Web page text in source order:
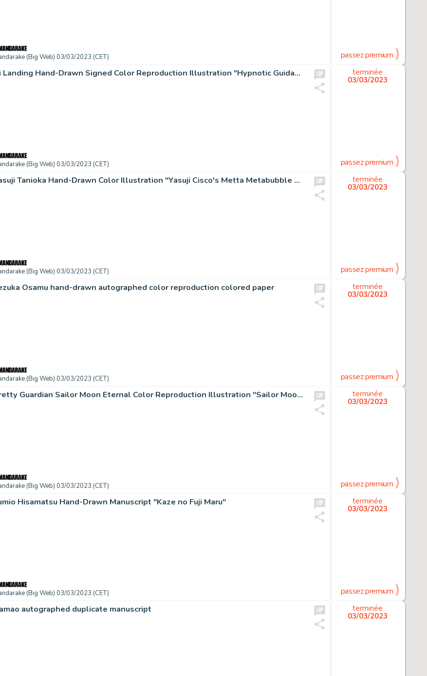
(Big Web) 03/03/2023 (CET) passez premium
Ai Landing Hand-Drawn Signed Color Reproduction Illustration "Hypnotic Guidance"
(Big Web) 03/03/2023 (CET)
terminée
03/03/2023
passez premium
Yasuji Tanioka Hand-Drawn Color Illustration "Yasuji Cisco's Metta Metabubble Gum"
(Big Web) 03/03/2023 (CET)
terminée
03/03/2023
passez premium
Osamu hand-drawn autographed color reproduction colored paper
(Big Web) 03/03/2023 (CET)
terminée
03/03/2023
passez premium
Pretty Guardian Sailor Moon Eternal Color Reproduction Illustration "Sailor Moon Eternal"
(Big Web) 03/03/2023 (CET)
terminée
03/03/2023
passez premium
Hisamatsu Hand-Drawn Manuscript "Kaze no Fuji Maru"
(Big Web) 03/03/2023 (CET)
terminée
03/03/2023
passez premium
autographed duplicate manuscript
terminée
03/03/2023